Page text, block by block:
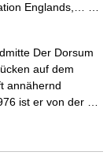
Englands,… …
Der Dorsum
auf dem
annähernd
ist er von der …